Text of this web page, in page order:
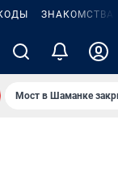
ЗНАКОМСТВА
Мост в Шаманке